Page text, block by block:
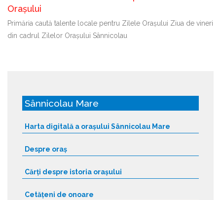
Orașului
Primăria caută talente locale pentru Zilele Orașului Ziua de vineri
din cadrul Zilelor Orașului Sânnicolau
Sânnicolau Mare
Harta digitală a orașului Sânnicolau Mare
Despre oraș
Cărți despre istoria orașului
Cetățeni de onoare